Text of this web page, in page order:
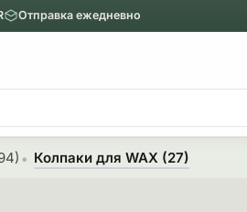
Отправка ежедневно
Колпаки для WAX (27)